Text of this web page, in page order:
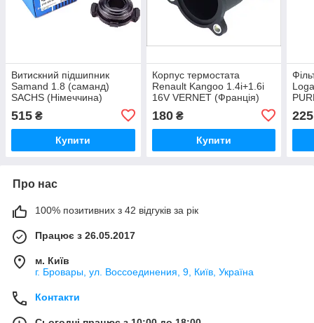
Витискний підшипник
Samand 1.8 (саманд)
SACHS (Німеччина)
515 ₴
Купити
Корпус термостата
Renault Kangoo 1.4i+1.6i
16V VERNET (Франція)
180₴
Купити
225
Про нас
100% позитивних з 42 відгуків за рік
Працює з 26.05.2017
м. Київ
г. Бровары, ул. Воссоединения, 9, Київ, Україна
Контакти